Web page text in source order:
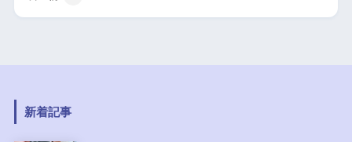
新着記事